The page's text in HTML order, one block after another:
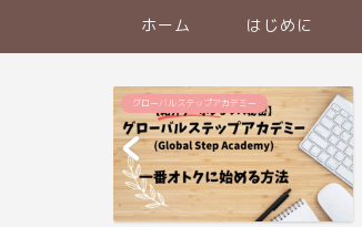
ホーム はじめに
グローバルステップアカデミー